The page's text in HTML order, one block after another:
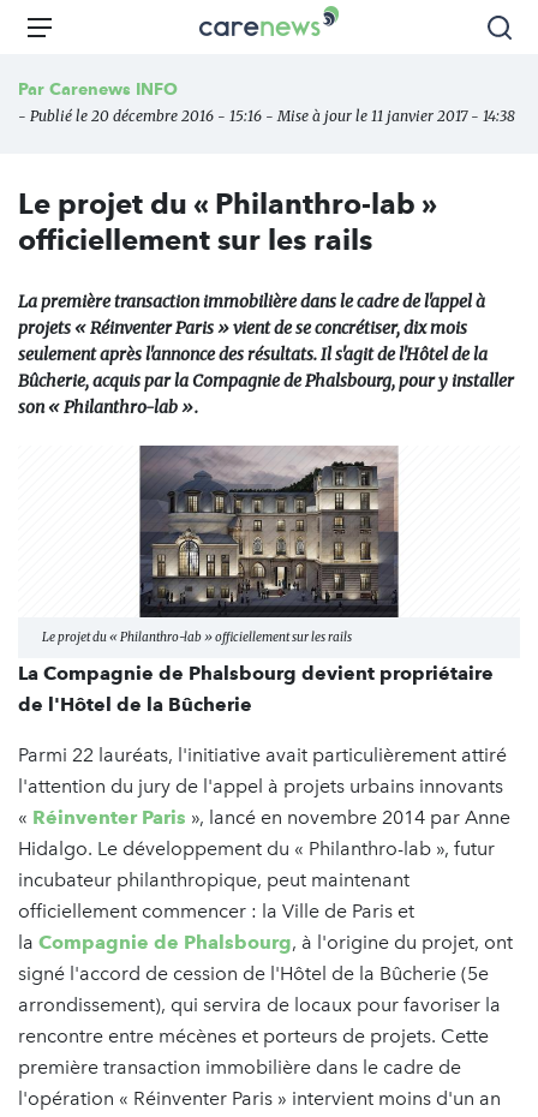
Aller
principal
Carenews,
des
l'engagement
Menu
Par Carenews INFO
- Publié le 20 décembre 2016 - 15:16 - Mise à jour le 11 janvier 2017 - 14:38
Le projet du « Philanthro-lab »
officiellement sur les rails
La première transaction immobilière dans le cadre de l'appel à
projets « Réinventer Paris » vient de se concrétiser, dix mois
seulement après l'annonce des résultats. Il s'agit de l'Hôtel de la
Bûcherie, acquis par la Compagnie de Phalsbourg, pour y installer
son « Philanthro-lab ».
Le projet du « Philanthro-lab » officiellement sur les rails
La Compagnie de Phalsbourg devient propriétaire
de l'Hôtel de la Bûcherie
Parmi 22 lauréats, l'initiative avait particulièrement attiré
l'attention du jury de l'appel à projets urbains innovants
« Réinventer Paris », lancé en novembre 2014 par Anne
Hidalgo. Le développement du « Philanthro-lab », futur
incubateur philanthropique, peut maintenant
officiellement commencer : la Ville de Paris et
la Compagnie de Phalsbourg, à l'origine du projet, ont
signé l'accord de cession de l'Hôtel de la Bûcherie (5e
arrondissement), qui servira de locaux pour favoriser la
rencontre entre mécènes et porteurs de projets. Cette
première transaction immobilière dans le cadre de
l'opération « Réinventer Paris » intervient moins d'un an